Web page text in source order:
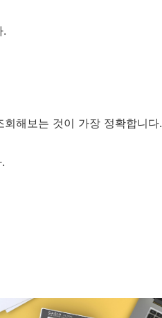
.
해보는 것이 가장 정확합니다.